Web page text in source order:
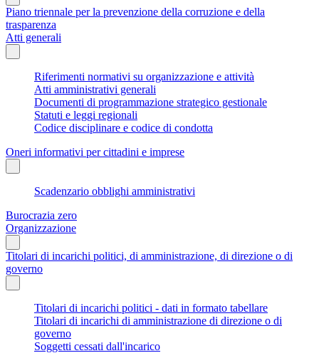
Piano triennale per la prevenzione della corruzione e della
trasparenza
Atti generali
Riferimenti normativi su organizzazione e attività
Atti amministrativi generali
Documenti di programmazione strategico gestionale
Statuti e leggi regionali
Codice disciplinare e codice di condotta
Oneri informativi per cittadini e imprese
Scadenzario obblighi amministrativi
Burocrazia zero
Organizzazione
Titolari di incarichi politici, di amministrazione, di direzione o di
governo
Titolari di incarichi politici - dati in formato tabellare
Titolari di incarichi di amministrazione di direzione o di
governo
Soggetti cessati dall'incarico